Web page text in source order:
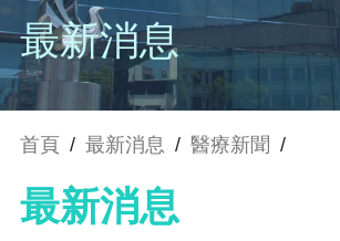
最新消息
首頁 / 最新消息 / 醫療新聞 /
最新消息